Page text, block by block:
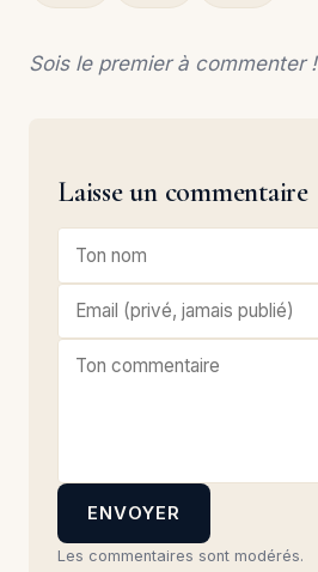
Sois le premier à commenter !
Laisse un commentaire
ENVOYER
Les commentaires sont modérés.